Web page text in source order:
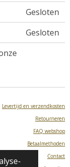
Gesloten
Gesloten
Levertijd en verzendkosten
Retourneren
FAQ webshop
Betaalmethoden
Contact